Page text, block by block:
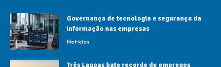
Governança de tecnologia e segurança da
informação nas empresas
Notícias
Três Lagoas bate recorde de empregos